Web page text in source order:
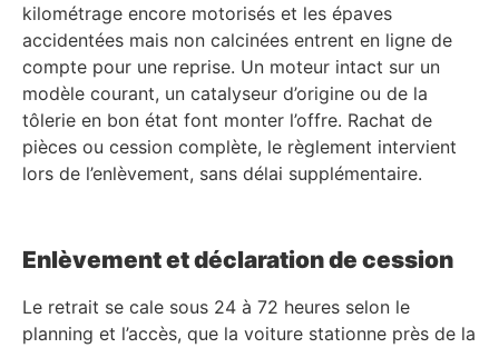
kilométrage encore motorisés et les épaves
accidentées mais non calcinées entrent en ligne de
compte pour une reprise. Un moteur intact sur un
modèle courant, un catalyseur d’origine ou de la
tôlerie en bon état font monter l’offre. Rachat de
pièces ou cession complète, le règlement intervient
lors de l’enlèvement, sans délai supplémentaire.
Enlèvement et déclaration de cession
Le retrait se cale sous 24 à 72 heures selon le
planning et l’accès, que la voiture stationne près de la